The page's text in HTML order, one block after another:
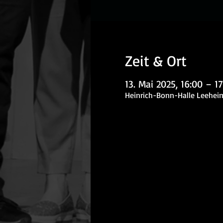
Zeit & Ort
13. Mai 2025, 16:00 –
Heinrich-Bonn-Halle